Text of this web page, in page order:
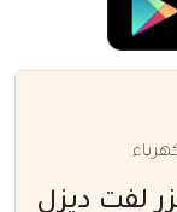
لفت ديزل